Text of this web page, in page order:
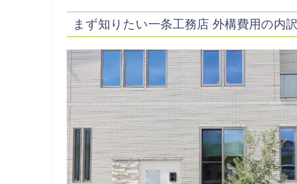
まず知りたい一条工務店 外構費用の内訳